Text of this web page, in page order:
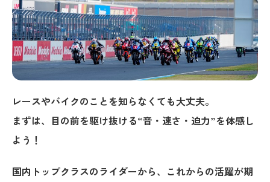
レースやバイクのことを知らなくても大丈夫。
まずは、目の前を駆け抜ける“音・速さ・迫力”を体感し
よう！
国内トップクラスのライダーから、これからの活躍が期